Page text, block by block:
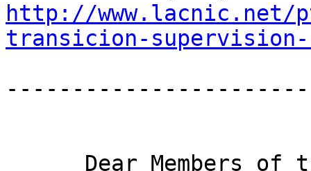
http://www.lacnic.net/
transicion-supervision-